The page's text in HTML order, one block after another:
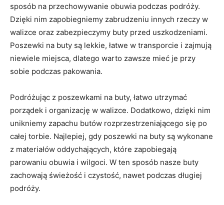
sposób na przechowywanie obuwia podczas podróży.
Dzięki nim ‌zapobiegniemy zabrudzeniu innych rzeczy w
walizce oraz zabezpieczymy buty przed uszkodzeniami.
Poszewki ⁢na buty są lekkie, ⁢łatwe w transporcie i zajmują
niewiele miejsca, dlatego warto zawsze mieć je przy
sobie podczas pakowania.
Podróżując ⁣z poszewkami ​na buty, łatwo utrzymać
porządek‍ i organizację w walizce. Dodatkowo, dzięki nim
unikniemy zapachu butów rozprzestrzeniającego ⁢się⁤ po⁣
całej torbie. Najlepiej, gdy poszewki na buty są wykonane
z materiałów oddychających, które zapobiegają
parowaniu obuwia ​i wilgoci. W ten sposób nasze buty
zachowają ‌świeżość​ i czystość, nawet podczas długiej
⁢podróży.